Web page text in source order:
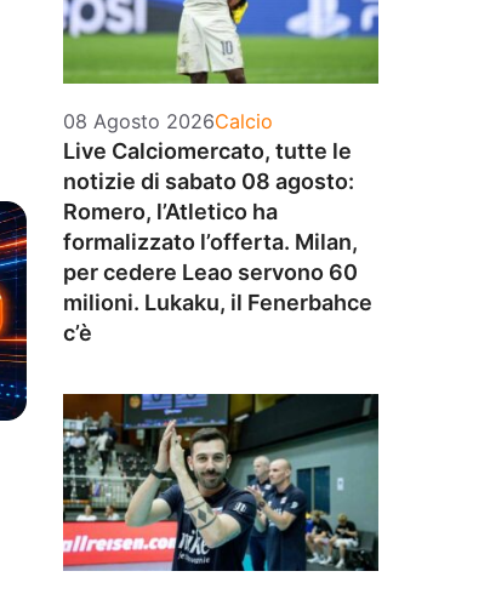
08 Agosto 2026Categorie
Calcio
Live Calciomercato, tutte le
notizie di sabato 08 agosto:
Romero, l’Atletico ha
formalizzato l’offerta. Milan,
per cedere Leao servono 60
milioni. Lukaku, il Fenerbahce
c’è